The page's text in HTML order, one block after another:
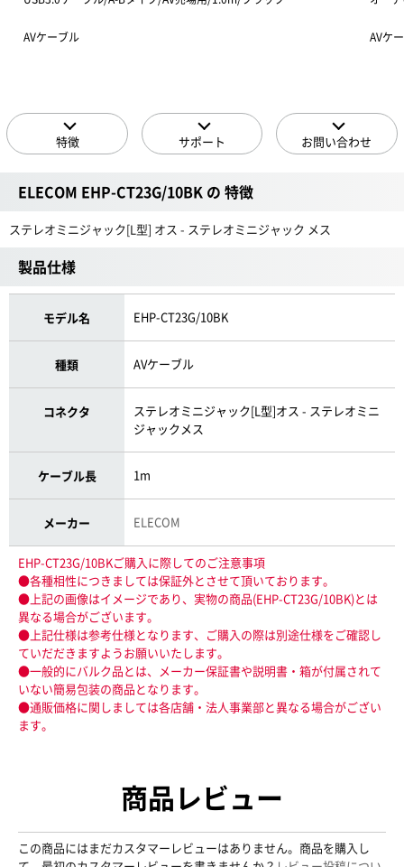
AVケーブル AVケ
特徴 サポート お問い合わせ
ELECOM EHP-CT23G/10BK の 特徴
ステレオミニジャック[L型] オス - ステレオミニジャック メス
製品仕様
モデル名 EHP-CT23G/10BK
種類 AVケーブル
コネクタ
ステレオミニジャック[L型]オス - ステレオミニ
ジャックメス
ケーブル長 1m
メーカー ELECOM
EHP-CT23G/10BKご購入に際してのご注意事項
●各種相性につきましては保証外とさせて頂いております。
●上記の画像はイメージであり、実物の商品(EHP-CT23G/10BK)とは
異なる場合がございます。
●上記仕様は参考仕様となります、ご購入の際は別途仕様をご確認し
ていだだきますようお願いいたします。
●一般的にバルク品とは、メーカー保証書や説明書・箱が付属されて
いない簡易包装の商品となります。
●通販価格に関しましては各店舗・法人事業部と異なる場合がござい
ます。
商品レビュー
この商品にはまだカスタマーレビューはありません。商品を購入し